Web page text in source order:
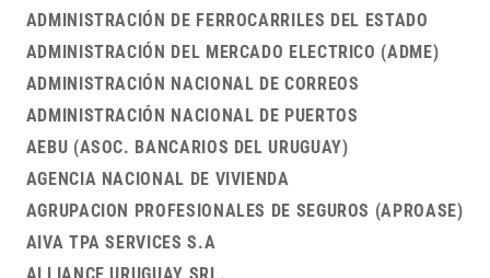
ADMINISTRACIÓN DE FERROCARRILES DEL ESTADO
ADMINISTRACIÓN DEL MERCADO ELECTRICO (ADME)
ADMINISTRACIÓN NACIONAL DE CORREOS
ADMINISTRACIÓN NACIONAL DE PUERTOS
AEBU (ASOC. BANCARIOS DEL URUGUAY)
AGENCIA NACIONAL DE VIVIENDA
AGRUPACION PROFESIONALES DE SEGUROS (APROASE)
AIVA TPA SERVICES S.A
ALLIANCE URUGUAY SRL.